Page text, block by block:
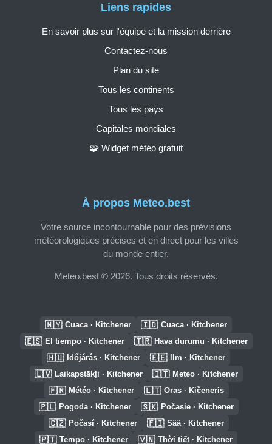
À propos Meteo.best
Votre source incontournable pour des prévisions
météorologiques précises et en direct pour les villes
du monde entier.
Meteo.best © 2026. Tous droits réservés.
Liens rapides
En savoir plus sur l'équipe et la mission derrière
Contactez-nous
Plan du site
Tous les continents
Tous les pays
Capitales mondiales
🧩 Widget météo gratuit
🇲🇾 Cuaca · Kitchener 🇮🇩 Cuaca · Kitchener
🇪🇸 El tiempo · Kitchener 🇹🇷 Hava durumu · Kitchener
🇭🇺 Időjárás · Kitchener 🇪🇪 Ilm · Kitchener
🇱🇻 Laikapstākļi · Kitchener 🇮🇹 Meteo · Kitchener
🇫🇷 Météo · Kitchener 🇱🇹 Oras · Kičeneris
🇵🇱 Pogoda · Kitchener 🇸🇰 Počasie · Kitchener
🇨🇿 Počasí · Kitchener 🇫🇮 Sää · Kitchener
🇵🇹 Tempo · Kitchener 🇻🇳 Thời tiết · Kitchener